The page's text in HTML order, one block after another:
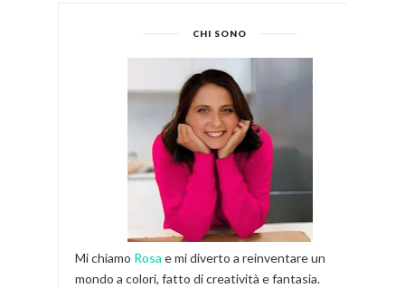
CHI SONO
Mi chiamo Rosa e mi diverto a reinventare un
mondo a colori, fatto di creatività e fantasia.